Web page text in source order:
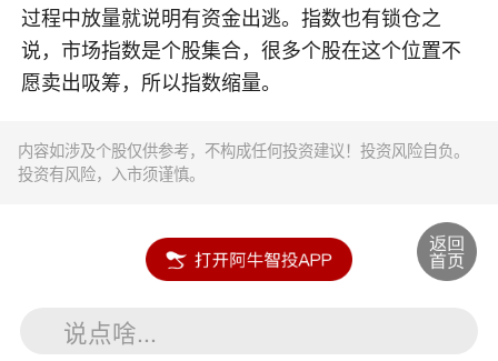
过程中放量就说明有资金出逃。指数也有锁仓之
说，市场指数是个股集合，很多个股在这个位置不
愿卖出吸筹，所以指数缩量。
内容如涉及个股仅供参考，不构成任何投资建议！投资风险自负。
投资有风险，入市须谨慎。
说点啥...